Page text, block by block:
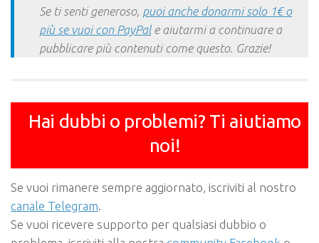
Se ti senti generoso, puoi anche donarmi solo 1€ o
più se vuoi con PayPale aiutarmi a continuare a
pubblicare più contenuti come questo. Grazie!
Hai dubbi o problemi? Ti aiutiamo
noi!
Se vuoi rimanere sempre aggiornato, iscriviti al nostro
canale Telegram
Se vuoi ricevere supporto per qualsiasi dubbio o